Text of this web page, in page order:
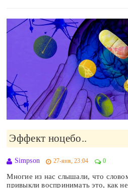
Эффект ноцебо..
Simpson 27-янв, 23:04 0
Многие из нас слышали, что
привыкли воспринимать это, как